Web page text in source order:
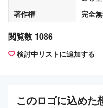
著作権
完全
閲覧数 1086
検討中リストに追加する
このロゴに込めた